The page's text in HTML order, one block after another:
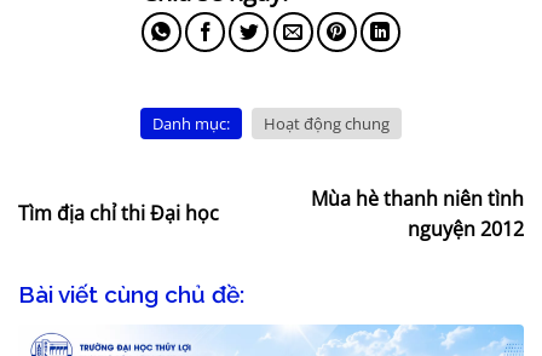
Danh mục: Hoạt động chung
Tìm địa chỉ thi Đại học
Mùa hè thanh niên tình
nguyện 2012
Bài viết cùng chủ đề: